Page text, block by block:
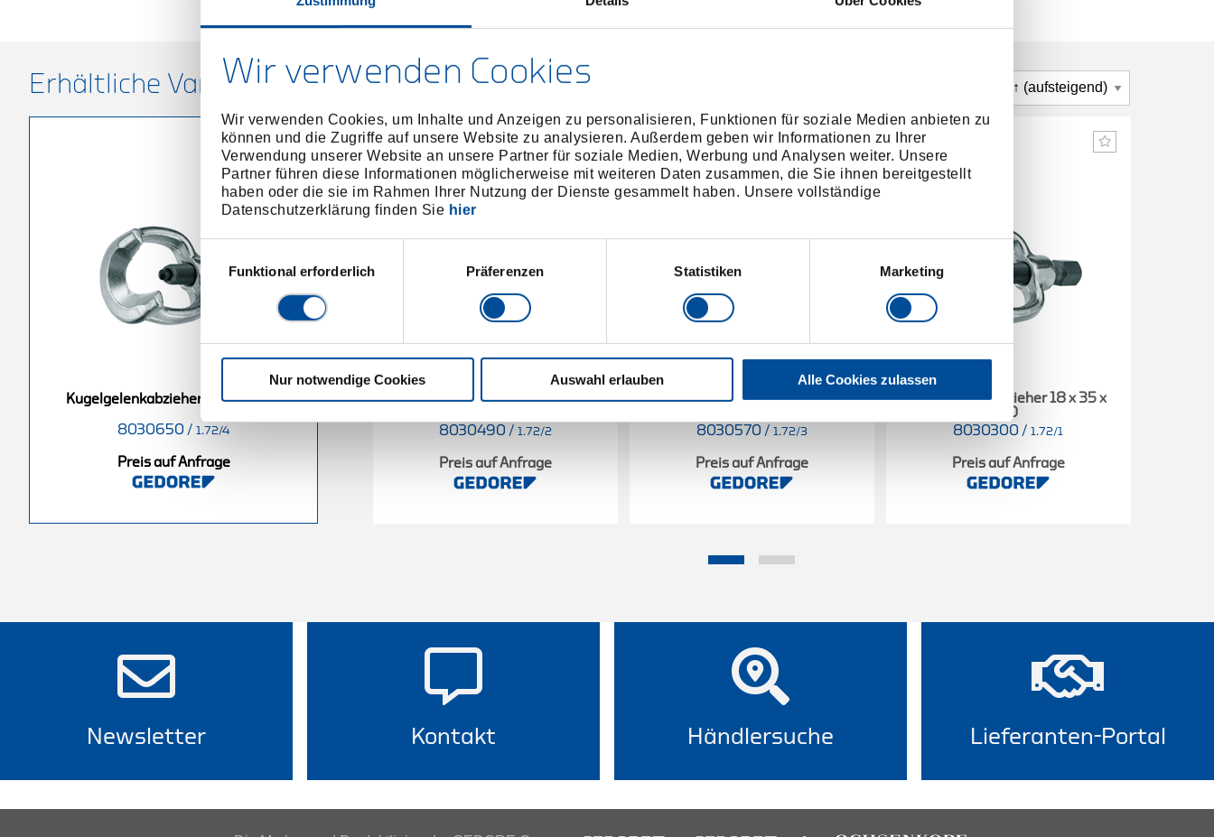
Wir verwenden Cookies
Wir verwenden Cookies, um Inhalte und Anzeigen zu personalisieren, Funktionen für soziale Medien anbieten zu
können und die Zugriffe auf unsere Website zu analysieren. Außerdem geben wir Informationen zu Ihrer
Verwendung unserer Website an unsere Partner für soziale Medien, Werbung und Analysen weiter. Unsere
Partner führen diese Informationen möglicherweise mit weiteren Daten zusammen, die Sie ihnen bereitgestellt
haben oder die sie im Rahmen Ihrer Nutzung der Dienste gesammelt haben. Unsere vollständige
Datenschutzerklärung finden Sie hier
Funktional erforderlich
Präferenzen Statistiken Marketing
Nur notwendige Cookies Auswahl erlauben Alle Cookies zulassen
Erhältliche Varianten
Kugelgelenkabzieher 37 x 78 x 75
8030650 / 1.72/4
Preis auf Anfrage
40 x 80 x
Kugelgelenkabzieher
2183331
Preis auf Anfrage
Kugelgelenkabzieher 23 x 45 x
8030490 / 1.72/2
Preis auf Anfrage
Kugelgelenkabzieher 27 x 56 x
8030570 / 1.72/3
Preis auf Anfrage
Kugelgelenkabzieher 18 x 35 x
40
8030300 / 1.72/1
Preis auf Anfrage
Newsletter Kontakt Händlersuche Lieferanten-Portal